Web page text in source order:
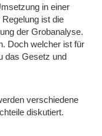
in einer
ist die
der Grobanalyse.
Doch welcher ist für
das Gesetz und
verschiedene
diskutiert.